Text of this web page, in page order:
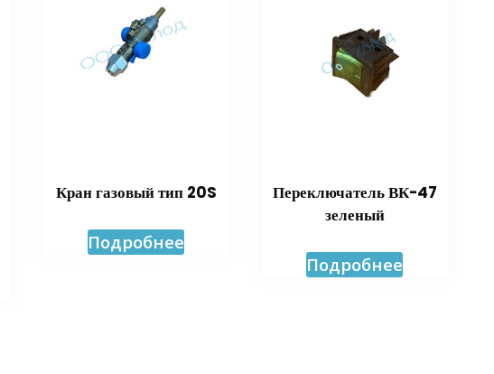
Кран газовый тип 20S
Подробнее
Переключатель ВК-47
зеленый
Подробнее